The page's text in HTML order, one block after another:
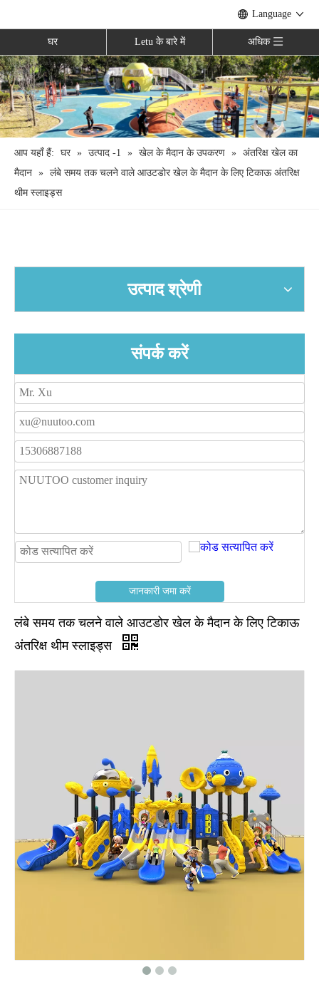
Language
घर Letu के बारे में अधिक
आप यहाँ हैं: घर » उत्पाद -1 » खेल के मैदान के उपकरण » अंतरिक्ष खेल का
मैदान » लंबे समय तक चलने वाले आउटडोर खेल के मैदान के लिए टिकाऊ अंतरिक्ष
थीम स्लाइड्स
उत्पाद श्रेणी
संपर्क करें
जानकारी जमा करें
लंबे समय तक चलने वाले आउटडोर खेल के मैदान के लिए टिकाऊ
अंतरिक्ष थीम स्लाइड्स